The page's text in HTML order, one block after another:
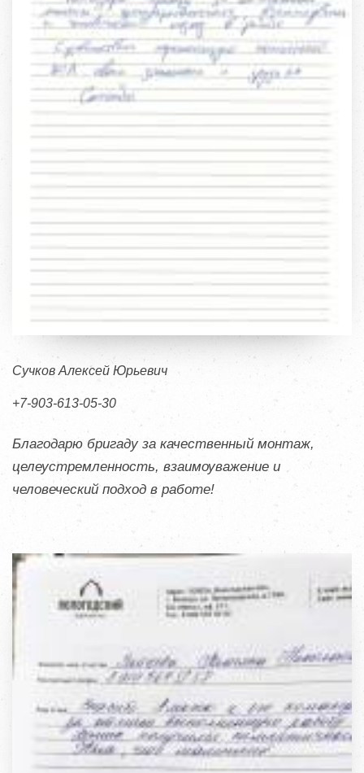
Сучков Алексей Юрьевич
+7-903-613-05-30
Благодарю бригаду за качественный монтаж,
целеустремленность, взаимоуважение и
человеческий подход в работе!